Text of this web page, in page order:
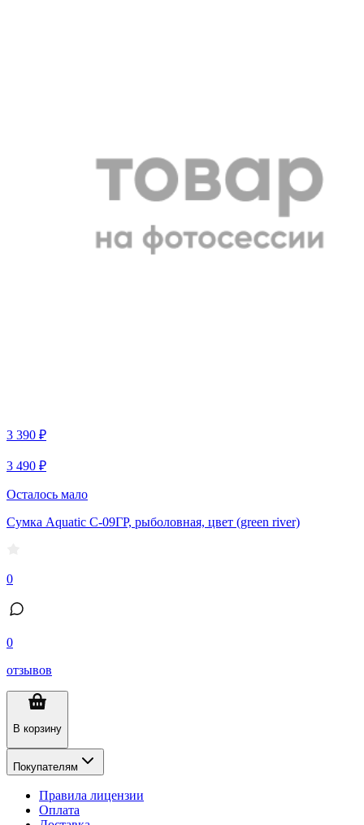
3 390 ₽
3 490 ₽
Осталось мало
Сумка Aquatic С-09ГР, рыболовная, цвет (green river)
0
0
отзывов
В корзину
Покупателям
Правила лицензии
Оплата